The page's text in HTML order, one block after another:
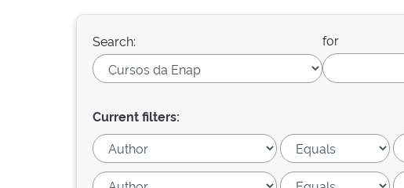
Search: for
Current filters: